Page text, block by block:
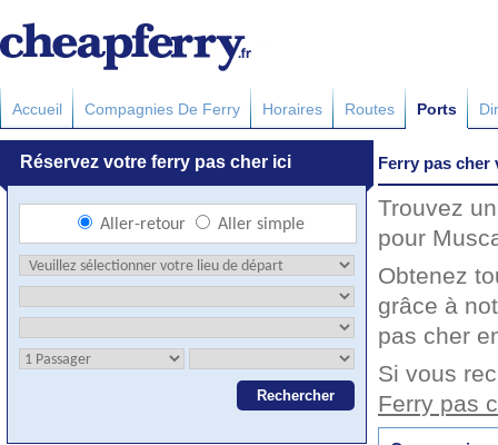
Accueil Compagnies De Ferry Horaires Routes Ports
Ferry pas cher
Trouvez
pour
Obtenez
grâce à
pas cher
Si vous
Ferry pas